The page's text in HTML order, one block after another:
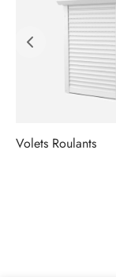
Volets Roulants